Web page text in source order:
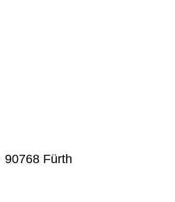
90768 Fürth